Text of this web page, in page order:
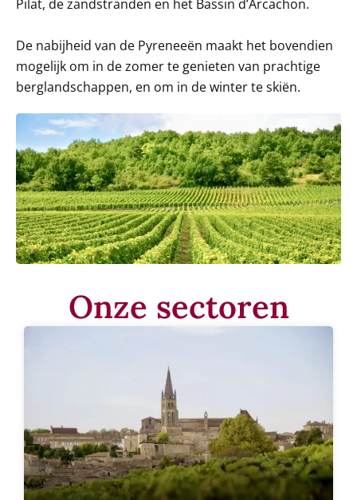
Pilat, de zandstranden en het Bassin d’Arcachon.
De nabijheid van de Pyreneeën maakt het bovendien
mogelijk om in de zomer te genieten van prachtige
berglandschappen, en om in de winter te skiën.
Onze sectoren